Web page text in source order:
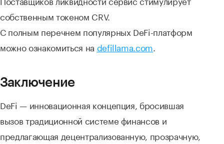
собственным токеном CRV.
С полным перечнем популярных DeFi-платформ
можно ознакомиться на defillama.com
Заключение
DeFi — инновационная концепция, бросившая
вызов традиционной системе финансов и
предлагающая децентрализованную, прозрачную,